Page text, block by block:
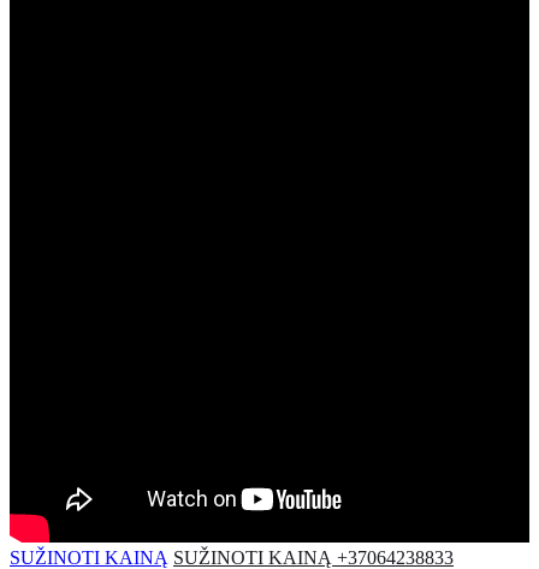
SUŽINOTI KAINĄ SUŽINOTI KAINĄ +37064238833